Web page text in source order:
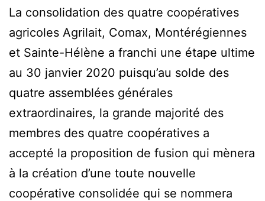
La consolidation des quatre coopératives
agricoles Agrilait, Comax, Montérégiennes
et Sainte-Hélène a franchi une étape ultime
au 30 janvier 2020 puisqu’au solde des
quatre assemblées générales
extraordinaires, la grande majorité des
membres des quatre coopératives a
accepté la proposition de fusion qui mènera
à la création d’une toute nouvelle
coopérative consolidée qui se nommera